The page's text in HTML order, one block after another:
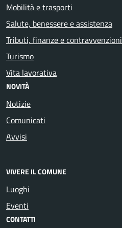
Mobilità e trasporti
Salute, benessere e assistenza
Tributi, finanze e contravvenzioni
Turismo
Vita lavorativa
NOVITÀ
Notizie
Comunicati
Avvisi
VIVERE IL COMUNE
Luoghi
Eventi
CONTATTI